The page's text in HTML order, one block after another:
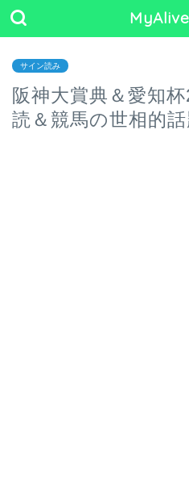
サイン読み
阪神大賞典＆愛知
読＆競馬の世相的話